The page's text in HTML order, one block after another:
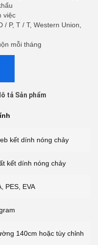
việc
P, T / T, Western Union,
mỗi tháng
tả Sản phẩm
kết dính nóng chảy
kết dính nóng chảy
PES, EVA
140cm hoặc tùy chỉnh